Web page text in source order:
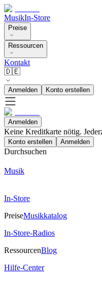
MusikIn-Store
Preise
Ressourcen
Kontakt
🇩🇪
Anmelden Konto erstellen
Anmelden
Keine Kreditkarte nötig.
Konto erstellen Anmelden
Durchsuchen
Musik
In-Store
PreiseMusikkatalog
In-Store-Radios
RessourcenBlog
Hilfe-Center